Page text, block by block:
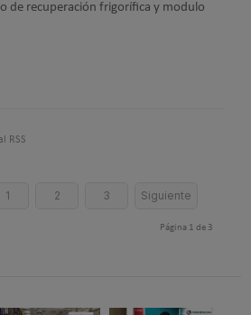
de recuperación frigorífica y modulo
RSS
1 2 3 Siguiente
Página 1 de 3